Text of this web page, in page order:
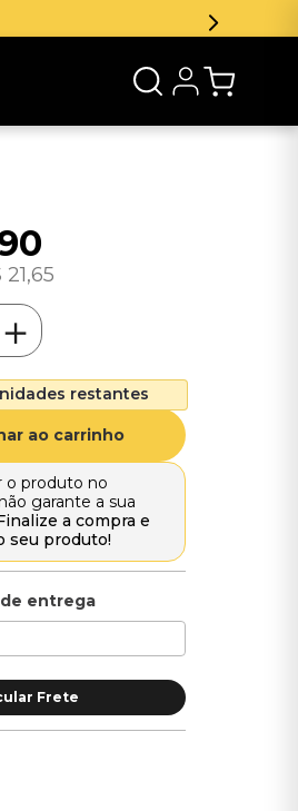
21,65
＋
restantes
ao carrinho
o produto no
garante a sua
a compra e
seu produto!